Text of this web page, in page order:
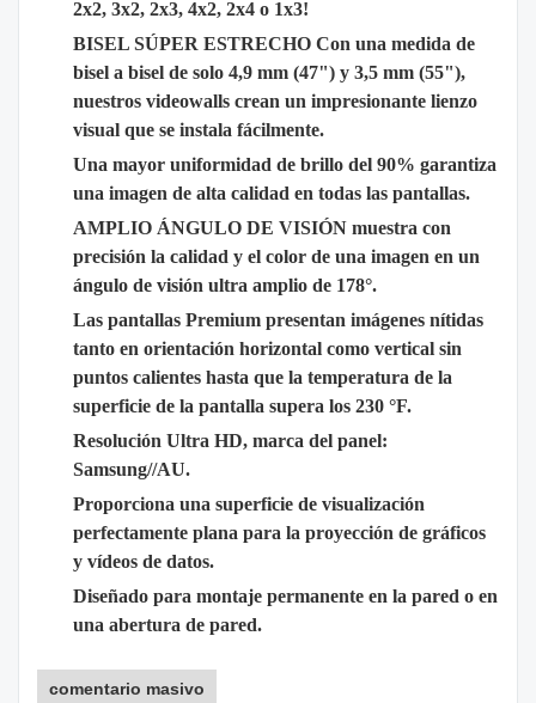
2x2, 3x2, 2x3, 4x2, 2x4 o 1x3!
BISEL SÚPER ESTRECHO Con una medida de
bisel a bisel de solo 4,9 mm (47") y 3,5 mm (55"),
nuestros videowalls crean un impresionante lienzo
visual que se instala fácilmente.
Una mayor uniformidad de brillo del 90% garantiza
una imagen de alta calidad en todas las pantallas.
AMPLIO ÁNGULO DE VISIÓN muestra con
precisión la calidad y el color de una imagen en un
ángulo de visión ultra amplio de 178°.
Las pantallas Premium presentan imágenes nítidas
tanto en orientación horizontal como vertical sin
puntos calientes hasta que la temperatura de la
superficie de la pantalla supera los 230 °F.
Resolución Ultra HD, marca del panel:
Samsung//AU.
Proporciona una superficie de visualización
perfectamente plana para la proyección de gráficos
y vídeos de datos.
Diseñado para montaje permanente en la pared o en
una abertura de pared.
comentario masivo